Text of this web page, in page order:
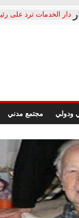
دار الخدمات ترد على
معاناة أصحاب
فرحات سليمان يكتب:
حزب التحالف الشعبي
صور .. اعتماد الرسومات
الوزاري لمدينة
إنشاء المبنى الإداري
متابعة قضية الدكتور
قرينة البراءة وضمانات
حق أصيل
ودولي مجتمع مدني